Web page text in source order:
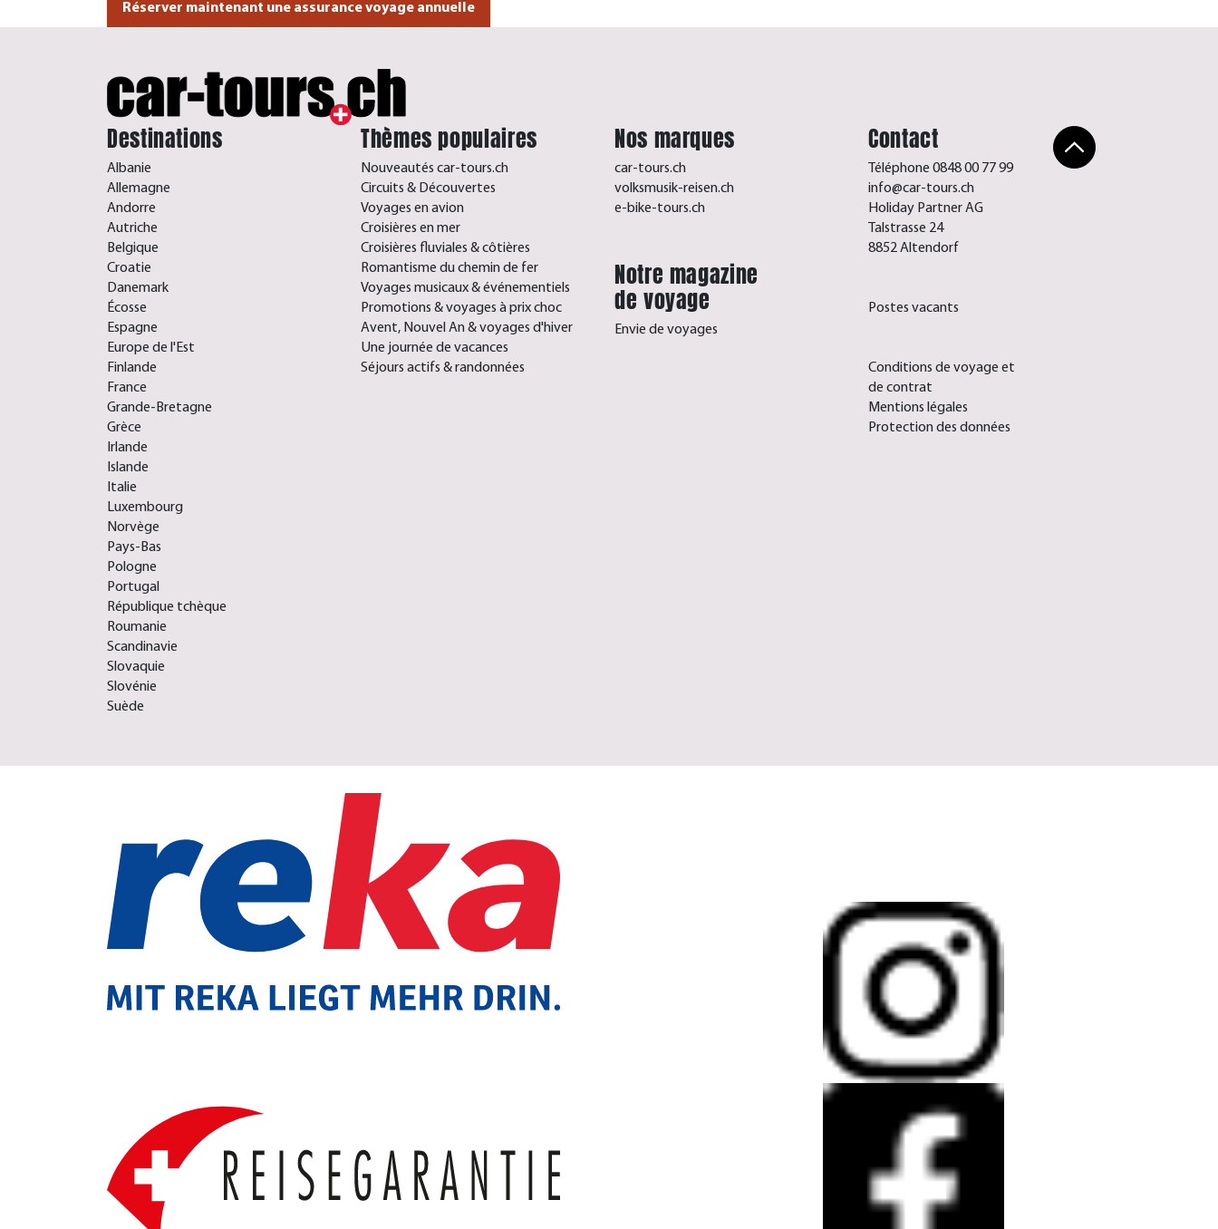
Réserver maintenant une assurance voyage annuelle
Destinations
Albanie
Allemagne
Andorre
Autriche
Belgique
Croatie
Danemark
Écosse
Espagne
Europe de l'Est
Finlande
France
Grande-Bretagne
Grèce
Irlande
Islande
Italie
Luxembourg
Norvège
Pays-Bas
Pologne
Portugal
République tchèque
Roumanie
Scandinavie
Slovaquie
Slovénie
Suède
Thèmes populaires
Nouveautés car-tours.ch
Circuits & Découvertes
Voyages en avion
Croisières en mer
Croisières fluviales & côtières
Romantisme du chemin de fer
Voyages musicaux & événementiels
Promotions & voyages à prix choc
Avent, Nouvel An & voyages d'hiver
Une journée de vacances
Séjours actifs & randonnées
Nos marques
car-tours.ch
volksmusik-reisen.ch
e-bike-tours.ch
Notre magazine
de voyage
Envie de voyages
Contact
Téléphone 0848 00 77 99
info@car-tours.ch
Holiday Partner AG
Talstrasse 24
8852 Altendorf
Postes vacants
Conditions de voyage et
de contrat
Mentions légales
Protection des données